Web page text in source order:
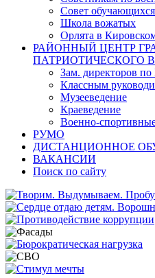
Совет обучающихся
Школа вожатых
Орлята в
РАЙОННЫЙ ЦЕНТР
ПАТРИОТИЧЕСКОГО
Зам. директоров
Классным
Музееведение
Краеведение
Военно-
РУМО
ДИСТАНЦИОННОЕ
ВАКАНСИИ
Поиск по сайту